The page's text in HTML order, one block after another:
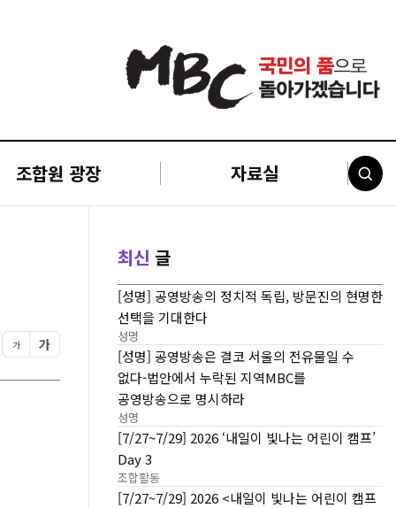
조합원 광장 자료실
가 가
최신 글
[성명] 공영방송의 정치적 독립, 방문진의 현명한
선택을 기대한다
성명
[성명] 공영방송은 결코 서울의 전유물일 수
없다-법안에서 누락된 지역MBC를
공영방송으로 명시하라
성명
[7/27~7/29] 2026 ‘내일이 빛나는 어린이 캠프’
Day 3
조합활동
[7/27~7/29] 2026 <내일이 빛나는 어린이 캠프